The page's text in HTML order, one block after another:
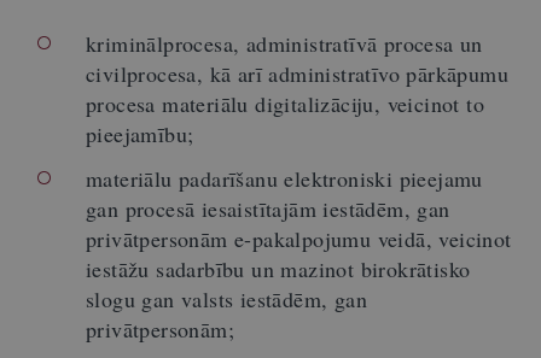
kriminālprocesa, administratīvā procesa un
civilprocesa, kā arī administratīvo pārkāpumu
procesa materiālu digitalizāciju, veicinot to
pieejamību;
materiālu padarīšanu elektroniski pieejamu
gan procesā iesaistītajām iestādēm, gan
privātpersonām e-pakalpojumu veidā, veicinot
iestāžu sadarbību un mazinot birokrātisko
slogu gan valsts iestādēm, gan
privātpersonām;